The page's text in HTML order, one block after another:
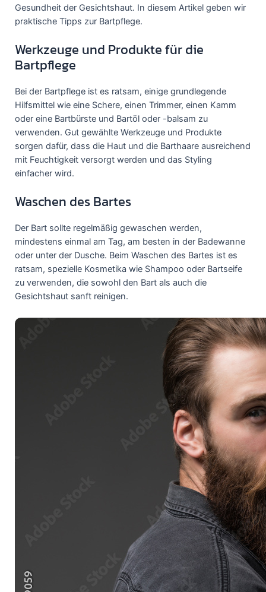
Gesundheit der Gesichtshaut. In diesem Artikel geben wir
praktische Tipps zur Bartpflege.
Werkzeuge und Produkte für die
Bartpflege
Bei der Bartpflege ist es ratsam, einige grundlegende
Hilfsmittel wie eine Schere, einen Trimmer, einen Kamm
oder eine Bartbürste und Bartöl oder -balsam zu
verwenden. Gut gewählte Werkzeuge und Produkte
sorgen dafür, dass die Haut und die Barthaare ausreichend
mit Feuchtigkeit versorgt werden und das Styling
einfacher wird.
Waschen des Bartes
Der Bart sollte regelmäßig gewaschen werden,
mindestens einmal am Tag, am besten in der Badewanne
oder unter der Dusche. Beim Waschen des Bartes ist es
ratsam, spezielle Kosmetika wie Shampoo oder Bartseife
zu verwenden, die sowohl den Bart als auch die
Gesichtshaut sanft reinigen.